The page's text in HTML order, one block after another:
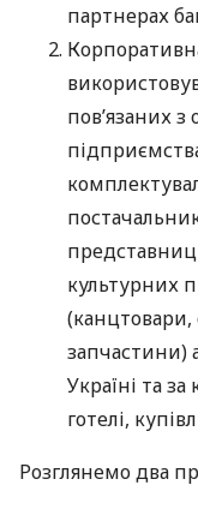
партнерах
пов’язаних
культурних
(канцтовари,
запчастини)
Україні та
готелі,
Розглянемо два